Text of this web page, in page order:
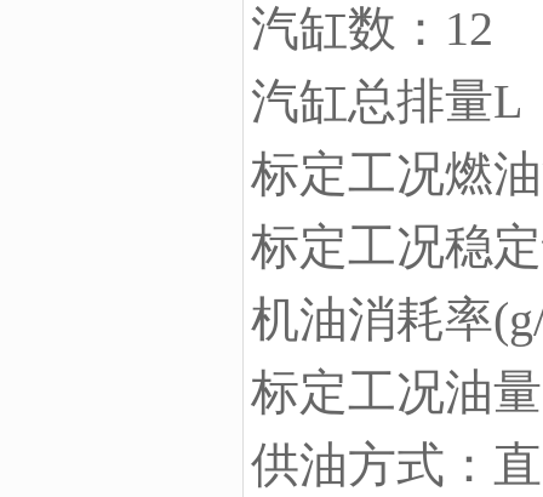
汽缸数：12
汽缸总排量L
标定工况燃
标定工况稳
机油消耗率
标定工况油
供油方式：